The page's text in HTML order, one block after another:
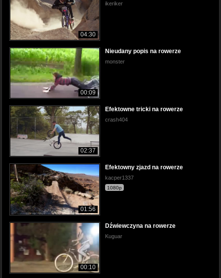
04:30
ikeriker
00:09
Nieudany popis na rowerze
monster
02:37
Efektowne tricki na rowerze
crash404
01:56
Efektowny zjazd na rowerze
kacper1337
1080p
00:10
Dźwiewczyna na rowerze
Kuguar